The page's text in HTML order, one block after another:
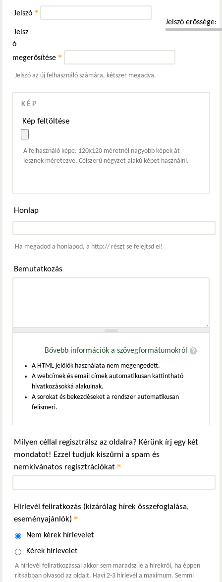
Jelszó erőssége:
Jelszó *
Jelsz
ó
megerősítése *
Jelszó az új felhasználó számára, kétszer megadva.
KÉP
Kép feltöltése
A felhasználó képe. 120x120 méretnél nagyobb képek át
lesznek méretezve. Célszerű négyzet alakú képet használni.
Honlap
Ha megadod a honlapod, a http:// részt se felejtsd el!
Bemutatkozás
Bővebb információk a szövegformátumokról
A HTML jelölők használata nem megengedett.
A webcímek és email címek automatikusan kattintható
hivatkozásokká alakulnak.
A sorokat és bekezdéseket a rendszer automatikusan
felismeri.
Milyen céllal regisztrálsz az oldalra? Kérünk írj egy két
mondatot! Ezzel tudjuk kiszűrni a spam és
nemkívánatos regisztrációkat *
Hírlevél feliratkozás (kizárólag hírek összefoglalása,
eseményajánlók) *
Nem kérek hírlevelet
Kérek hírlevelet
A hírlevél feliratkozással akkor sem maradsz le a hírekről, ha éppen
ritkábban olvasod az oldalt. Havi 2-3 hírlevél a maximum. Semmi